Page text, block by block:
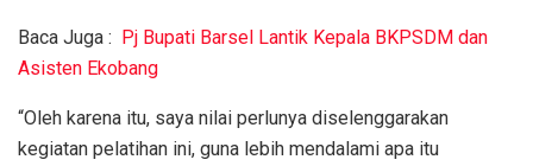
Baca Juga : Pj Bupati Barsel Lantik Kepala BKPSDM dan
Asisten Ekobang
“Oleh karena itu, saya nilai perlunya diselenggarakan
kegiatan pelatihan ini, guna lebih mendalami apa itu